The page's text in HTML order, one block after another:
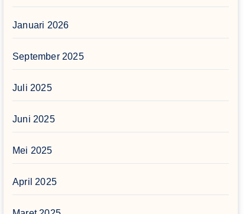
Januari 2026
September 2025
Juli 2025
Juni 2025
Mei 2025
April 2025